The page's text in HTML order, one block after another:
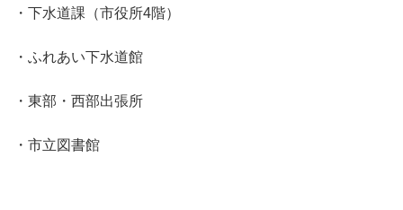
・下水道課（市役所4階）
・ふれあい下水道館
・東部・西部出張所
・市立図書館